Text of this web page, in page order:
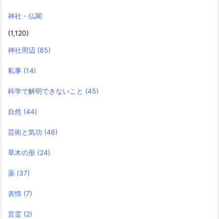
神社・仏閣
(1,120)
神社周辺 (85)
私事 (14)
科学で解明できないこと (45)
自然 (44)
芸術と気功 (46)
草木の形 (24)
薬 (37)
表情 (7)
言霊 (2)